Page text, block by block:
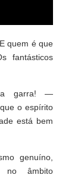
quem é que
fantásticos
garra! —
o espírito
está bem
genuíno,
no âmbito